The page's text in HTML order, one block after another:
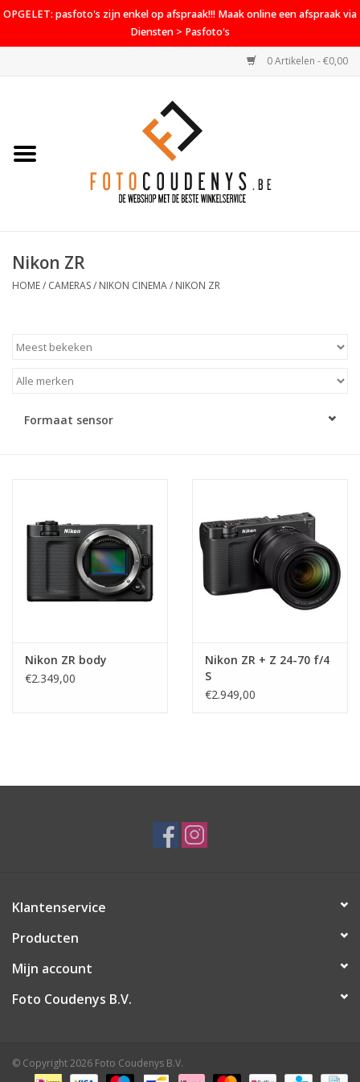
OPGELET: pasfoto's zijn enkel op afspraak!!! Maak online een afspraak via
Diensten > Pasfoto's
0 Artikelen - €0,00
Home
PROMO
Contact
Nikon ZR
HOME/ CAMERAS/ NIKON CINEMA/ NIKON ZR
Formaat sensor
Nikon ZR body
€2.349,00
Nikon ZR + Z 24-70 f/4
S
€2.949,00
Klantenservice
Producten
Mijn account
Foto Coudenys B.V.
© Copyright 2026 Foto Coudenys B.V.